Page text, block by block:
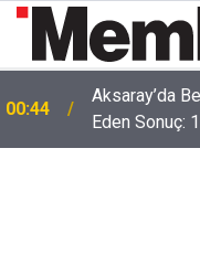
00:41 Polatlı-